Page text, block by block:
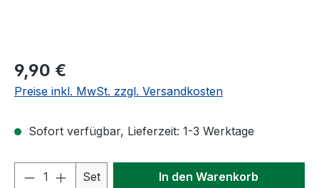
Regulärer Preis:
9,90 €
Preise inkl. MwSt. zzgl. Versandkosten
Sofort verfügbar, Lieferzeit: 1-3 Werktage
Produkt Anzahl: Gib den
Set In den Warenkorb